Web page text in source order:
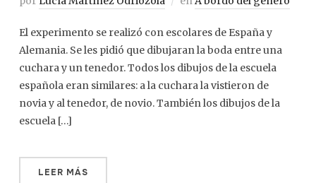
El experimento se realizó con escolares de España y
Alemania. Se les pidió que dibujaran la boda entre una
cuchara y un tenedor. Todos los dibujos de la escuela
española eran similares: a la cuchara la vistieron de
novia y al tenedor, de novio. También los dibujos de la
escuela […]
LEER MÁS